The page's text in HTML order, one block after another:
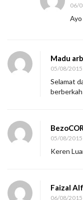
06/
Madu
05/08/2015
Selamat
berberkah
05/08/2015
Keren
Faizal
06/08/2015